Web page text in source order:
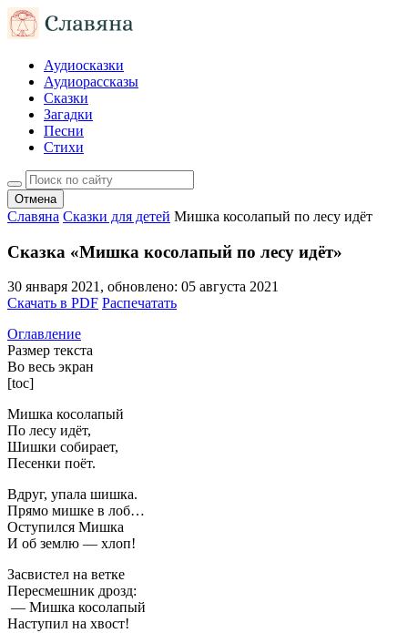
Аудиосказки
Аудиорассказы
Сказки
Загадки
Песни
Стихи
Отмена
Славяна Сказки для детей Мишка косолапый по лесу идёт
Сказка «Мишка косолапый по лесу идёт»
30 января 2021, обновлено: 05 августа 2021
Скачать в PDF Распечатать
Оглавление
Размер текста
Во весь экран
[toc]
Мишка косолапый
По лесу идёт,
Шишки собирает,
Песенки поёт.
Вдруг, упала шишка.
Прямо мишке в лоб…
Оступился Мишка
И об землю — хлоп!
Засвистел на ветке
Пересмешник дрозд:
— Мишка косолапый
Наступил на хвост!